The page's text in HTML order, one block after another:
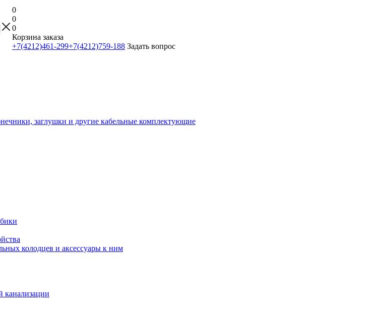
0
0
0
Корзина заказа
+7(4212)461-299+7(4212)759-188 Задать вопрос
заглушки и другие кабельные комплектующие
колодцев и аксессуары к ним
канализации